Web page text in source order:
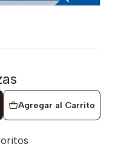
Agregar al Carrito